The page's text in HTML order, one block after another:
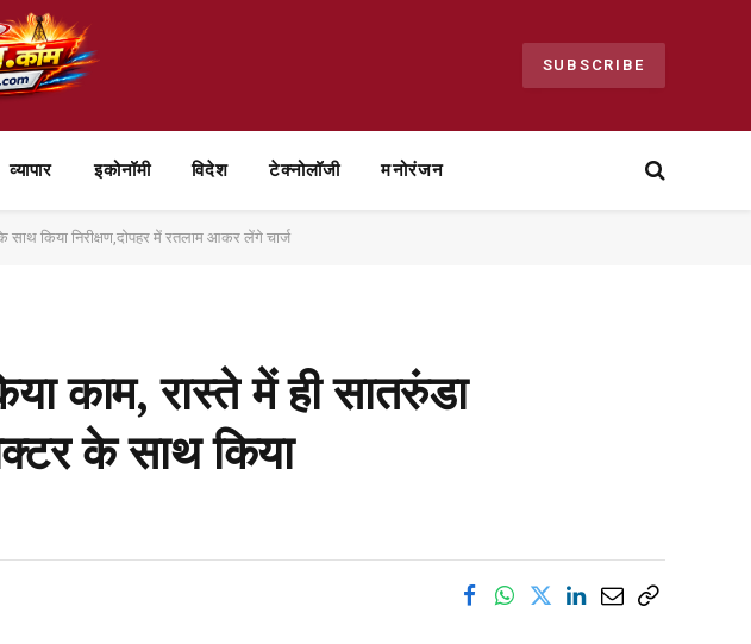
SUBSCRIBE
व्यापार ⁠इकोनॉमी विदेश टेक्नोलॉजी मनोरंजन
साथ किया निरीक्षण,दोपहर में रतलाम आकर लेंगे चार्ज
काम, रास्ते में ही सातरुंडा
के साथ किया